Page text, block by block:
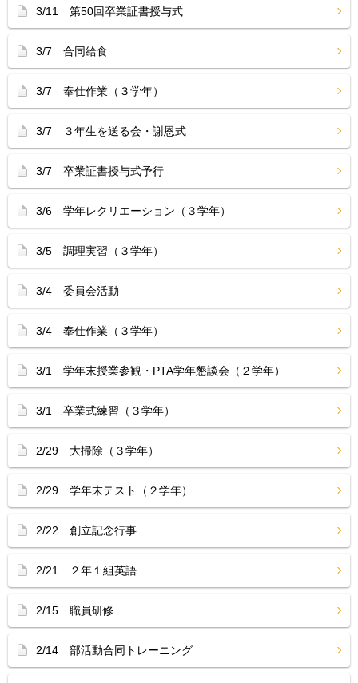
3/11 第50回卒業証書授与式
3/7 合同給食
3/7 奉仕作業（３学年）
3/7 ３年生を送る会・謝恩式
3/7 卒業証書授与式予行
3/6 学年レクリエーション（３学年）
3/5 調理実習（３学年）
3/4 委員会活動
3/4 奉仕作業（３学年）
3/1 学年末授業参観・PTA学年懇談会（２学年）
3/1 卒業式練習（３学年）
2/29 大掃除（３学年）
2/29 学年末テスト（２学年）
2/22 創立記念行事
2/21 ２年１組英語
2/15 職員研修
2/14 部活動合同トレーニング